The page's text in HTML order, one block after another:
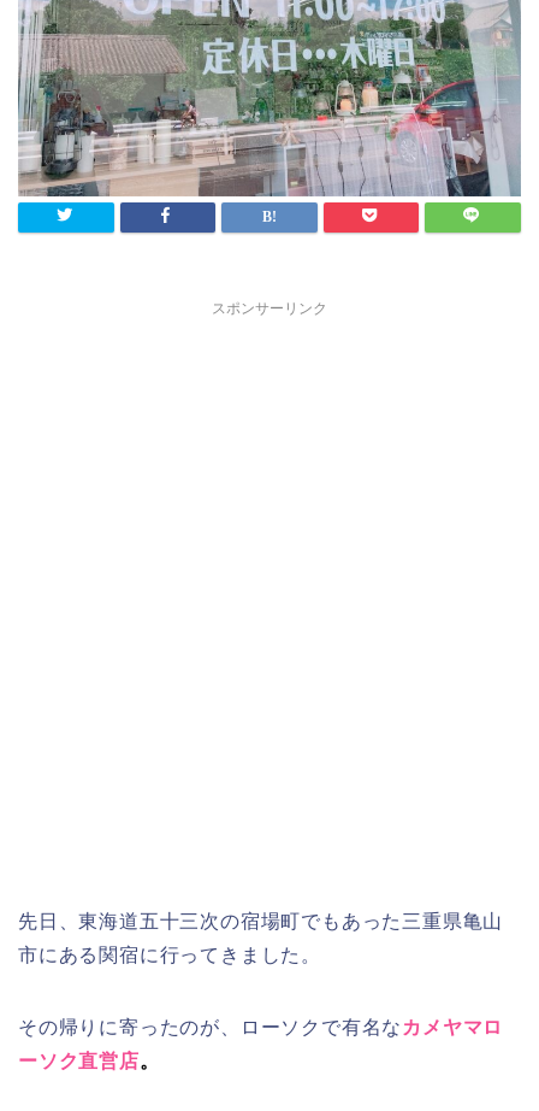
スポンサーリンク
先日、東海道五十三次の宿場町でもあった三重県亀山
市にある関宿に行ってきました。
その帰りに寄ったのが、ローソクで有名な カメヤマロ
ーソク直営店。